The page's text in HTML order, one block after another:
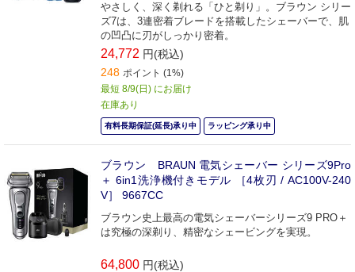
やさしく、深く剃れる「ひと剃り」。ブラウン シリー
ズ7は、3連密着ブレードを搭載したシェーバーで、肌
の凹凸に刃がしっかり密着。
24,772 円(税込)
248 ポイント (1%)
最短 8/9(日) にお届け
在庫あり
有料長期保証(延長)承り中 ラッピング承り中
ブラウン BRAUN 電気シェーバー シリーズ9Pro
＋ 6in1洗浄機付きモデル ［4枚刃 / AC100V-240
V］ 9667CC
ブラウン史上最高の電気シェーバーシリーズ9 PRO＋
は究極の深剃り、精密なシェービングを実現。
64,800 円(税込)